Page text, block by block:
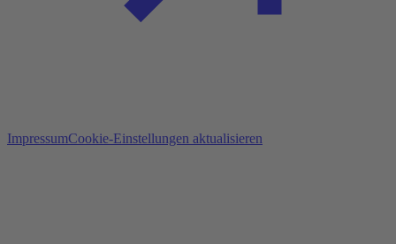
ImpressumCookie-Einstellungen aktualisieren